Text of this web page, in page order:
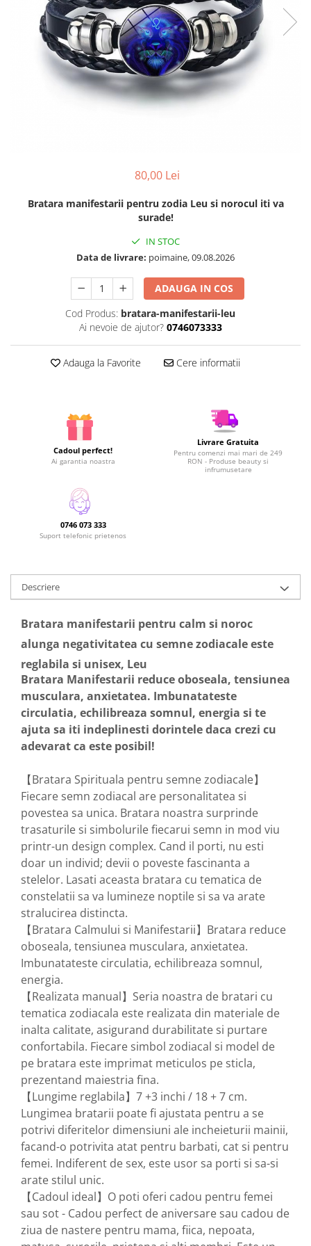
80,00 Lei
Bratara manifestarii pentru zodia Leu si norocul iti va
surade!
IN STOC
Data de livrare: poimaine, 09.08.2026
ADAUGA IN COS
Cod Produs: bratara-manifestarii-leu
Ai nevoie de ajutor? 0746073333
Adauga la Favorite Cere informatii
Cadoul perfect!
Ai garantia noastra
Livrare Gratuita
Pentru comenzi mai mari de 249
RON - Produse beauty si
infrumusetare
0746 073 333
Suport telefonic prietenos
Descriere
Bratara manifestarii pentru calm si noroc
alunga negativitatea cu semne zodiacale este
reglabila si unisex, Leu
Bratara Manifestarii reduce oboseala, tensiunea
musculara, anxietatea. Imbunatateste
circulatia, echilibreaza somnul, energia si te
ajuta sa iti indeplinesti dorintele daca crezi cu
adevarat ca este posibil!
【Bratara Spirituala pentru semne zodiacale】
Fiecare semn zodiacal are personalitatea si
povestea sa unica. Bratara noastra surprinde
trasaturile si simbolurile fiecarui semn in mod viu
printr-un design complex. Cand il porti, nu esti
doar un individ; devii o poveste fascinanta a
stelelor. Lasati aceasta bratara cu tematica de
constelatii sa va lumineze noptile si sa va arate
stralucirea distincta.
【Bratara Calmului si Manifestarii】Bratara reduce
oboseala, tensiunea musculara, anxietatea.
Imbunatateste circulatia, echilibreaza somnul,
energia.
【Realizata manual】Seria noastra de bratari cu
tematica zodiacala este realizata din materiale de
inalta calitate, asigurand durabilitate si purtare
confortabila. Fiecare simbol zodiacal si model de
pe bratara este imprimat meticulos pe sticla,
prezentand maiestria fina.
【Lungime reglabila】7 +3 inchi / 18 + 7 cm.
Lungimea bratarii poate fi ajustata pentru a se
potrivi diferitelor dimensiuni ale incheieturii mainii,
facand-o potrivita atat pentru barbati, cat si pentru
femei. Indiferent de sex, este usor sa porti si sa-si
arate stilul unic.
【Cadoul ideal】O poti oferi cadou pentru femei
sau sot - Cadou perfect de aniversare sau cadou de
ziua de nastere pentru mama, fiica, nepoata,